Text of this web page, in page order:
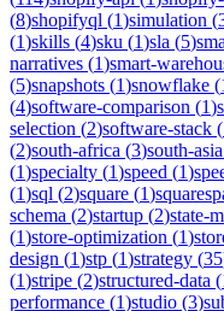
(8)shopifyql (1)simulation (
(1)skills (4)sku (1)sla (5)
narratives (1)smart-
(5)snapshots (1)snowflake (
(4)software-comparison (1)
selection (2)software-stack (
(2)south-africa (3)south-asia
(1)specialty (1)speed (1)
(1)sql (2)square (1)
schema (2)startup (2)state-
(1)store-optimization (1)
design (1)stp (1)strategy (35
(1)stripe (2)structured-data (
performance (1)studio (3)